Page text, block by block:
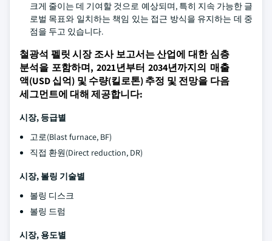
크게 줄이는 데 기여할 것으로 예상되며, 특히 지속 가능한 글
로벌 목표와 일치하는 책임 있는 접근 방식을 유지하는 데 중
점을 두고 있습니다.
철광석 펠릿 시장 조사 보고서는 산업에 대한 심층
분석을 포함하며, 2021년부터 2034년까지의 매출
액(USD 십억) 및 수량(킬로톤) 추정 및 전망을 다음
세그먼트에 대해 제공합니다:
시장, 등급별
고로(Blast furnace, BF)
직접 환원(Direct reduction, DR)
시장, 볼링 기술별
볼링 디스크
볼링 드럼
시장, 용도별